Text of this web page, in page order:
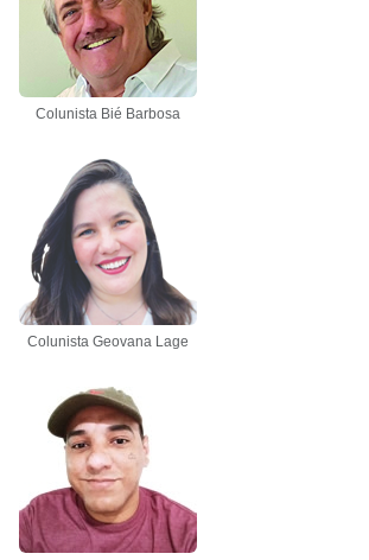
Colunista Bié Barbosa
Colunista Geovana Lage